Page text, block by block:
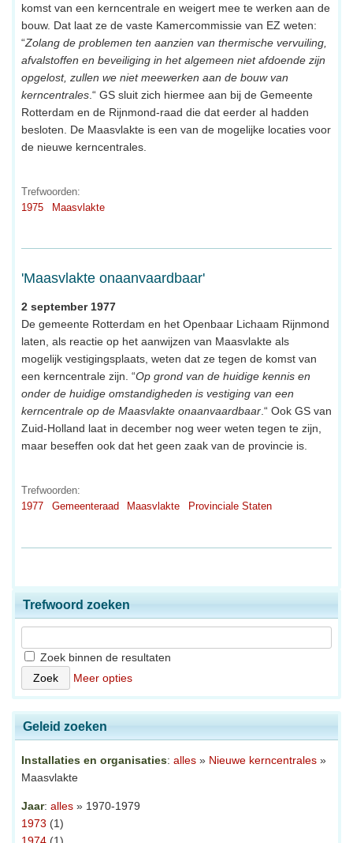
komst van een kerncentrale en weigert mee te werken aan de
bouw. Dat laat ze de vaste Kamercommissie van EZ weten:
“Zolang de problemen ten aanzien van thermische vervuiling,
afvalstoffen en beveiliging in het algemeen niet afdoende zijn
opgelost, zullen we niet meewerken aan de bouw van
kerncentrales .“ GS sluit zich hiermee aan bij de Gemeente
Rotterdam en de Rijnmond-raad die dat eerder al hadden
besloten. De Maasvlakte is een van de mogelijke locaties voor
de nieuwe kerncentrales.
Trefwoorden:
1975
Maasvlakte
'Maasvlakte onaanvaardbaar'
2 september 1977
De gemeente Rotterdam en het Openbaar Lichaam Rijnmond
laten, als reactie op het aanwijzen van Maasvlakte als
mogelijk vestigingsplaats, weten dat ze tegen de komst van
een kerncentrale zijn. “Op grond van de huidige kennis en
onder de huidige omstandigheden is vestiging van een
kerncentrale op de Maasvlakte onaanvaardbaar .“ Ook GS van
Zuid-Holland laat in december nog weer weten tegen te zijn,
maar beseffen ook dat het geen zaak van de provincie is.
Trefwoorden:
1977
Gemeenteraad Maasvlakte Provinciale Staten
Trefwoord zoeken
Zoek binnen de resultaten
Meer opties
Geleid zoeken
Installaties en organisaties: alles » Nieuwe kerncentrales »
Maasvlakte
Jaar: alles » 1970-1979
1973 (1)